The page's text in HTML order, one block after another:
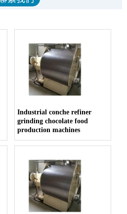
Industrial conche refiner
grinding chocolate food
production machines